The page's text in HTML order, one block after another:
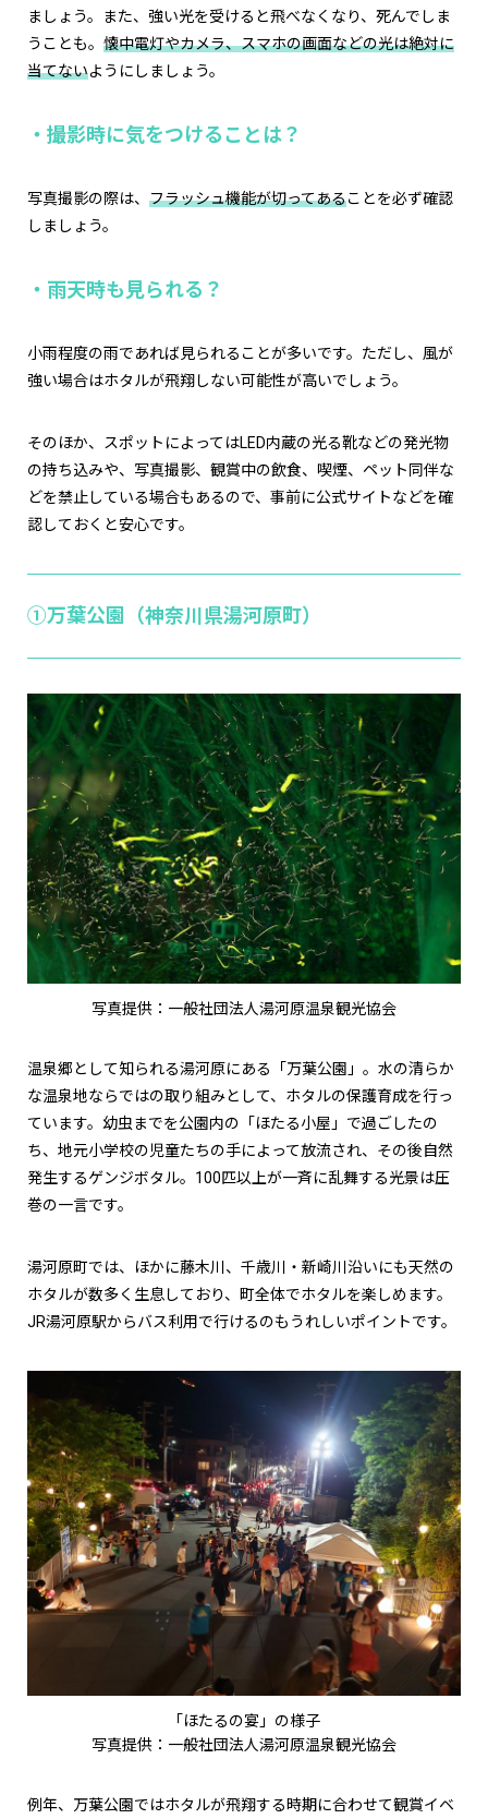
ましょう。また、強い光を受けると飛べなくなり、死んでしま
うことも。 懐中電灯やカメラ、スマホの画面などの光は絶対に
当てないようにしましょう。
・撮影時に気をつけることは？
写真撮影の際は、 フラッシュ機能が切ってあることを必ず確認
しましょう。
・雨天時も見られる？
小雨程度の雨であれば見られることが多いです。ただし、風が
強い場合はホタルが飛翔しない可能性が高いでしょう。
そのほか、スポットによってはLED内蔵の光る靴などの発光物
の持ち込みや、写真撮影、観賞中の飲食、喫煙、ペット同伴な
どを禁止している場合もあるので、事前に公式サイトなどを確
認しておくと安心です。
①万葉公園（神奈川県湯河原町）
写真提供：一般社団法人湯河原温泉観光協会
温泉郷として知られる湯河原にある「万葉公園」。水の清らか
な温泉地ならではの取り組みとして、ホタルの保護育成を行っ
ています。幼虫までを公園内の「ほたる小屋」で過ごしたの
ち、地元小学校の児童たちの手によって放流され、その後自然
発生するゲンジボタル。100匹以上が一斉に乱舞する光景は圧
巻の一言です。
湯河原町では、ほかに藤木川、千歳川・新崎川沿いにも天然の
ホタルが数多く生息しており、町全体でホタルを楽しめます。
JR湯河原駅からバス利用で行けるのもうれしいポイントです。
「ほたるの宴」の様子
写真提供：一般社団法人湯河原温泉観光協会
例年、万葉公園ではホタルが飛翔する時期に合わせて観賞イベ